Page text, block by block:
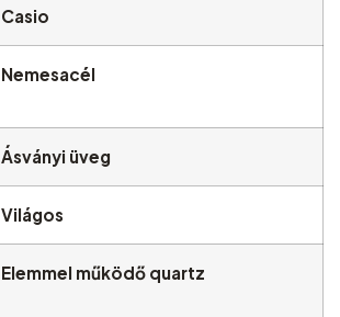
Casio
Nemesacél
Ásványi üveg
Világos
Elemmel működő quartz